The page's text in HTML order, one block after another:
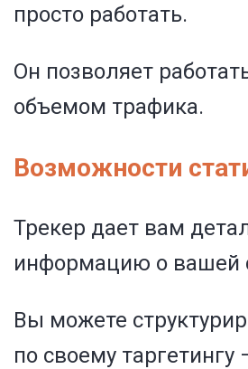
просто работать.
Он позволяет
объемом трафика.
Возможности
Трекер дает вам
информацию о вашей
Вы можете
по своему таргетингу